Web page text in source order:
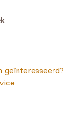
geïnteresseerd?